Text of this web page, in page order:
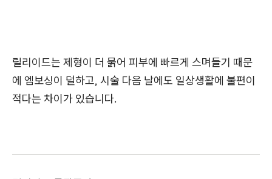
릴리이드는 제형이 더 묽어 피부에 빠르게 스며들기 때문
에 엠보싱이 덜하고, 시술 다음 날에도 일상생활에 불편이
적다는 차이가 있습니다.